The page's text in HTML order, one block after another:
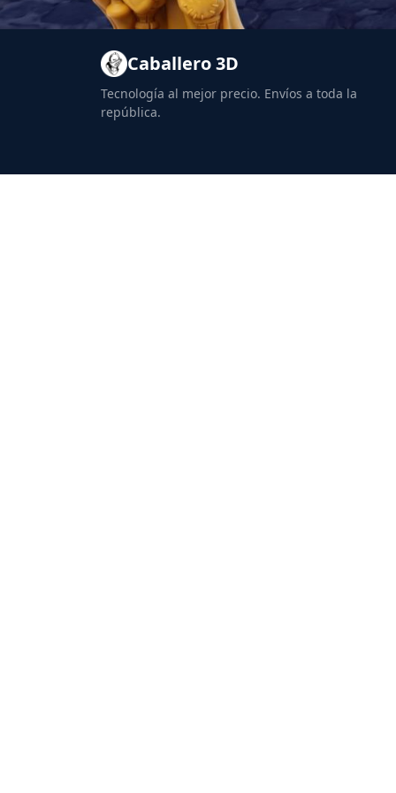
Caballero 3D
Tecnología al mejor precio. Envíos a toda la
república.